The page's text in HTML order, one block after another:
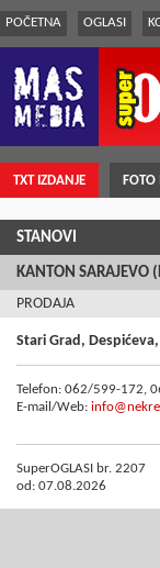
POČETNA OGLASI
TXT IZDANJE FOTO
STANOVI
KANTON SARAJEVO
PRODAJA
Stari Grad,
Telefon: 062/599-172,
E-mail/Web:
SuperOGLASI br. 2207
od: 07.08.2026